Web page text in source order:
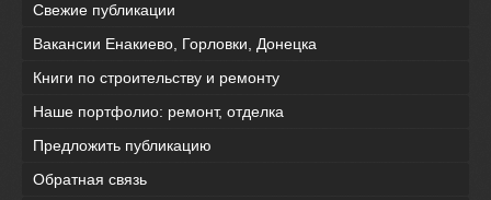
Свежие публикации
Вакансии Енакиево, Горловки, Донецка
Книги по строительству и ремонту
Наше портфолио: ремонт, отделка
Предложить публикацию
Обратная связь